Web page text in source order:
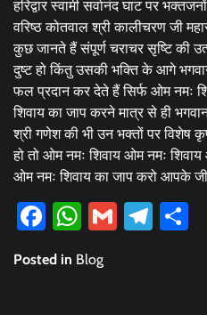
हरिद्वार स्वामी सर्वानंद घाट पर
वरिष्ठ कोतवाल श्री कालीचरण जी
कुछ जानते हैं संपूर्ण चराचर सृष्टि की
दुष्ट हो किंतु उसकी भक्ति के आगे
फल प्रदान कर देते हैं सिर्फ ओम नमः
शिवाय का जाप करने मात्र से ही
श्री गणेश की भी उन भक्तों पर विशेष
हो तो ओम नमः शिवाय ओम नमः
ओम नमः शिवाय का जाप करो आपके
Facebook
WhatsApp
Gmail
Posted in Blog